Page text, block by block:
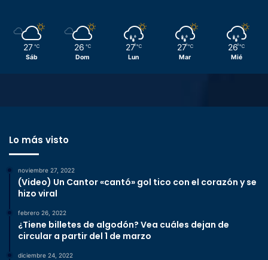
27 ℃
Sáb
26 ℃
Dom
27 ℃
Lun
27 ℃
Mar
26 ℃
Mié
Lo más visto
noviembre 27, 2022
(Video) Un Cantor «cantó» gol tico con el corazón y se
hizo viral
febrero 26, 2022
¿Tiene billetes de algodón? Vea cuáles dejan de
circular a partir del 1 de marzo
diciembre 24, 2022